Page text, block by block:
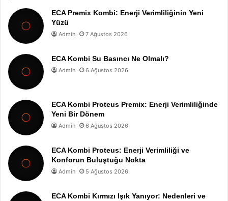
ECA Premix Kombi: Enerji Verimliliğinin Yeni
Yüzü
Admin 7 Ağustos 2026
ECA Kombi Su Basıncı Ne Olmalı?
Admin 6 Ağustos 2026
ECA Kombi Proteus Premix: Enerji Verimliliğinde
Yeni Bir Dönem
Admin 6 Ağustos 2026
ECA Kombi Proteus: Enerji Verimliliği ve
Konforun Buluştuğu Nokta
Admin 5 Ağustos 2026
ECA Kombi Kırmızı Işık Yanıyor: Nedenleri ve